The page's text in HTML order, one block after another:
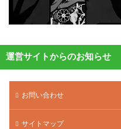
運営サイトからのお知らせ
お問い合わせ
サイトマップ